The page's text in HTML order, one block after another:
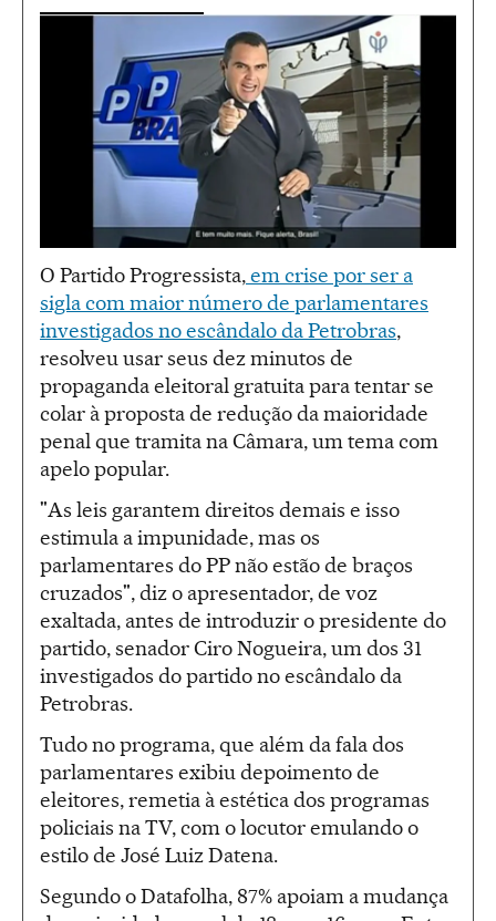
O Partido Progressista,em crise por ser a
sigla com maior número de parlamentares
investigados no escândalo da Petrobras,
resolveu usar seus dez minutos de
propaganda eleitoral gratuita para tentar se
colar à proposta de redução da maioridade
penal que tramita na Câmara, um tema com
apelo popular.
"As leis garantem direitos demais e isso
estimula a impunidade, mas os
parlamentares do PP não estão de braços
cruzados", diz o apresentador, de voz
exaltada, antes de introduzir o presidente do
partido, senador Ciro Nogueira, um dos 31
investigados do partido no escândalo da
Petrobras.
Tudo no programa, que além da fala dos
parlamentares exibiu depoimento de
eleitores, remetia à estética dos programas
policiais na TV, com o locutor emulando o
estilo de José Luiz Datena.
Segundo o Datafolha, 87% apoiam a mudança